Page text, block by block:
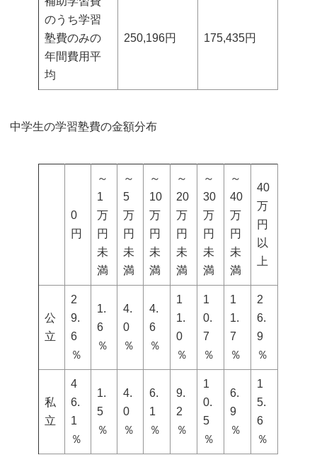
のうち学習
塾費のみの
年間費用平
均
250,196円 175,435円
中学生の学習塾費の金額分布
0
円
～
1
万
円
未
満
～
5
万
円
未
満
～
10
万
円
未
満
～
20
万
円
未
満
～
30
万
円
未
満
～
40
万
円
未
満
40
万
円
以
上
公
立
2
9.
6
％
1.
6
％
4.
0
％
4.
6
％
1
1.
0
％
1
0.
7
％
1
1.
7
％
2
6.
9
％
私
立
4
6.
1
％
1.
5
％
4.
0
％
6.
1
％
9.
2
％
1
0.
5
％
6.
9
％
1
5.
6
％